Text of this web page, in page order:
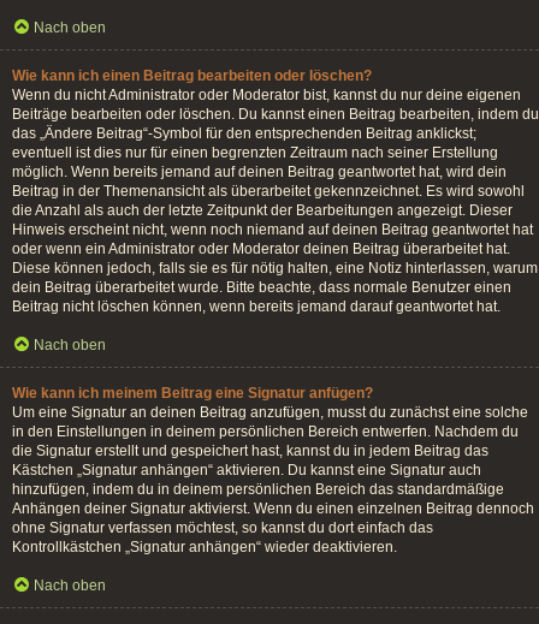
Nach oben
Wie kann ich einen Beitrag bearbeiten oder löschen?
Wenn du nicht Administrator oder Moderator bist, kannst du nur deine eigenen
Beiträge bearbeiten oder löschen. Du kannst einen Beitrag bearbeiten, indem du
das „Ändere Beitrag“-Symbol für den entsprechenden Beitrag anklickst;
eventuell ist dies nur für einen begrenzten Zeitraum nach seiner Erstellung
möglich. Wenn bereits jemand auf deinen Beitrag geantwortet hat, wird dein
Beitrag in der Themenansicht als überarbeitet gekennzeichnet. Es wird sowohl
die Anzahl als auch der letzte Zeitpunkt der Bearbeitungen angezeigt. Dieser
Hinweis erscheint nicht, wenn noch niemand auf deinen Beitrag geantwortet hat
oder wenn ein Administrator oder Moderator deinen Beitrag überarbeitet hat.
Diese können jedoch, falls sie es für nötig halten, eine Notiz hinterlassen, warum
dein Beitrag überarbeitet wurde. Bitte beachte, dass normale Benutzer einen
Beitrag nicht löschen können, wenn bereits jemand darauf geantwortet hat.
Nach oben
Wie kann ich meinem Beitrag eine Signatur anfügen?
Um eine Signatur an deinen Beitrag anzufügen, musst du zunächst eine solche
in den Einstellungen in deinem persönlichen Bereich entwerfen. Nachdem du
die Signatur erstellt und gespeichert hast, kannst du in jedem Beitrag das
Kästchen „Signatur anhängen“ aktivieren. Du kannst eine Signatur auch
hinzufügen, indem du in deinem persönlichen Bereich das standardmäßige
Anhängen deiner Signatur aktivierst. Wenn du einen einzelnen Beitrag dennoch
ohne Signatur verfassen möchtest, so kannst du dort einfach das
Kontrollkästchen „Signatur anhängen“ wieder deaktivieren.
Nach oben